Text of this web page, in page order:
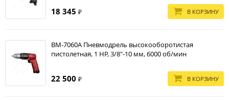
18 345 ₽ В КОРЗИНУ
BM-7060A Пневмодрель высокооборотистая
пистолетная, 1 HP, 3/8"-10 мм, 6000 об/мин
22 500 ₽ В КОРЗИНУ